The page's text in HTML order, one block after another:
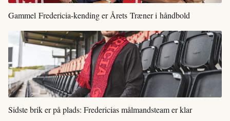
Gammel Fredericia-kending er Årets Træner i håndbold
Sidste brik er på plads: Fredericias målmandsteam er klar